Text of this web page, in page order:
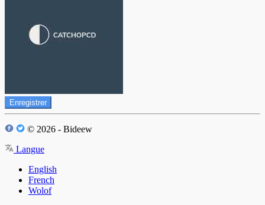
Enregistrer
© 2026 - Bideew
Langue
English
French
Wolof